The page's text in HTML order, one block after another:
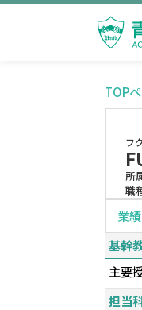
TOP
フ
所
職
業績
基幹
主要
担当